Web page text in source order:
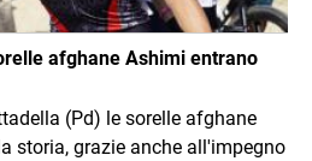
afghane Ashimi entrano
(Pd) le sorelle afghane
storia, grazie anche all'impegno